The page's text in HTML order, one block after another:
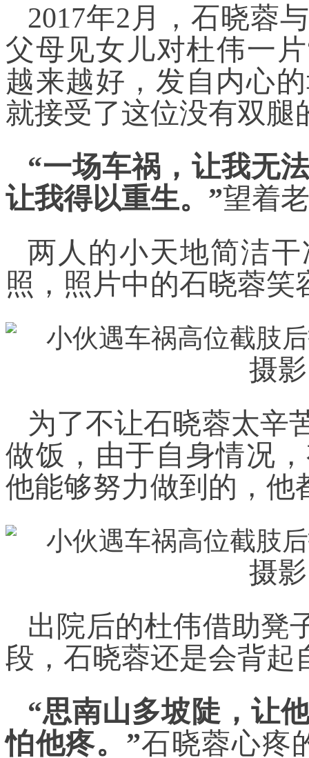
2017年2月，石晓蓉
父母见女儿对杜伟一
越来越好，发自内心
就接受了这位没有双腿
“一场车祸，让我无
让我得以重生。”望着
两人的小天地简洁
照，照片中的石晓蓉笑
摄
为了不让石晓蓉太辛
做饭，由于自身情况
他能够努力做到的，他
摄
出院后的杜伟借助凳
段，石晓蓉还是会背起
“思南山多坡陡，让
怕他疼。”石晓蓉心疼